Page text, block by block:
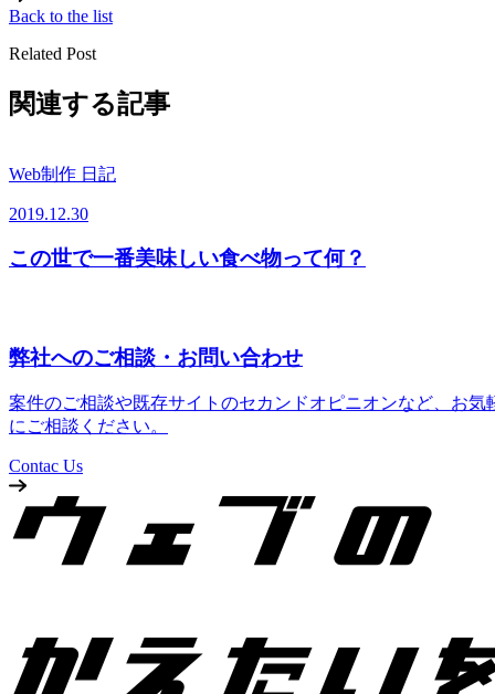
Back to the list
Related Post
関連する記事
Web制作 日記
2019.12.30
この世で一番美味しい食べ物って何？
弊社へのご相談・お問い合わせ
案件のご相談や既存サイトのセカンドオピニオンなど、お気
にご相談ください。
Contac Us